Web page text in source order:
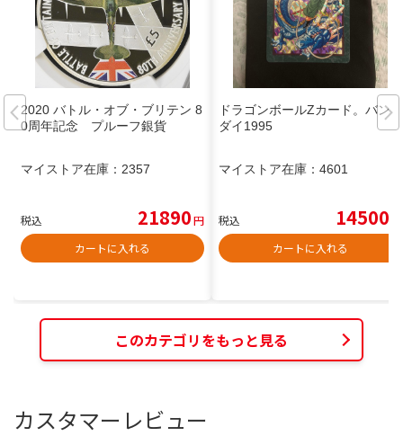
2020 バトル・オブ・ブリテン 8
0周年記念 プルーフ銀貨
マイストア在庫： 2357
税込 21890円
カートに入れる
ドラゴンボールZカード。バン
ダイ1995
マイストア在庫： 4601
税込 14500
カートに入れる
このカテゴリをもっと見る
カスタマーレビュー